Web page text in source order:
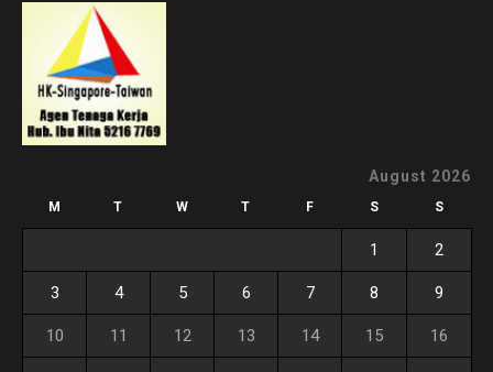
August 2026
M T W T F S S
1 2
3 4 5 6 7 8 9
10 11 12 13 14 15 16